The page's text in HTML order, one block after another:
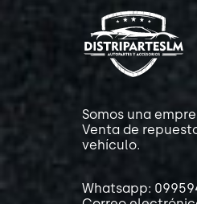
Somos una
Venta de
vehículo.
Whatsapp: